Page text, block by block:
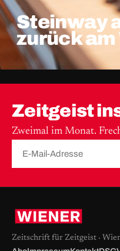
Steinway
zurück am
Zeitgeist
Zweimal im Monat.
Zeitschrift für Zeitgeist ·